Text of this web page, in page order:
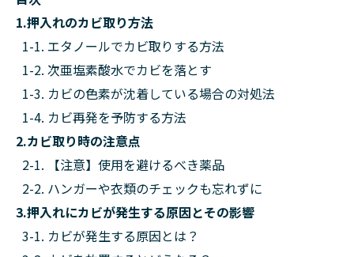
1.押入れのカビ取り方法
1-1. エタノールでカビ取りする方法
1-2. 次亜塩素酸水でカビを落とす
1-3. カビの色素が沈着している場合の対処法
1-4. カビ再発を予防する方法
2.カビ取り時の注意点
2-1. 【注意】使用を避けるべき薬品
2-2. ハンガーや衣類のチェックも忘れずに
3.押入れにカビが発生する原因とその影響
3-1. カビが発生する原因とは？